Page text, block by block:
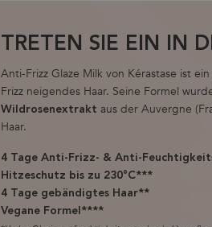
TRETEN SIE EIN IN
Anti-Frizz Glaze Milk von Kérastase ist ein
Frizz neigendes Haar. Seine Formel
Wildrosenextrakt aus der Auvergne
Haar.
4 Tage Anti-Frizz- & Anti-
Hitzeschutz bis zu 230°C***
4 Tage gebändigtes Haar**
Vegane Formel****